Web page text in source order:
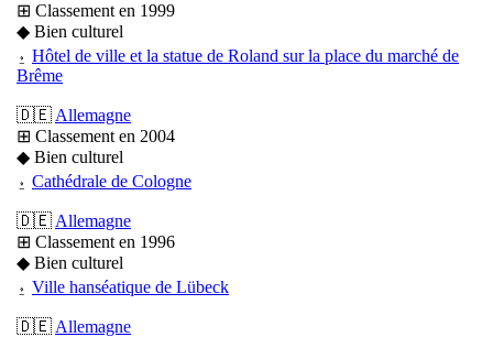
⊞ Classement en 1999
◆ Bien culturel
⍚ Hôtel de ville et la statue de Roland sur la place du marché de
Brême
🇩🇪 Allemagne
⊞ Classement en 2004
◆ Bien culturel
⍚ Cathédrale de Cologne
🇩🇪 Allemagne
⊞ Classement en 1996
◆ Bien culturel
⍚ Ville hanséatique de Lübeck
🇩🇪 Allemagne